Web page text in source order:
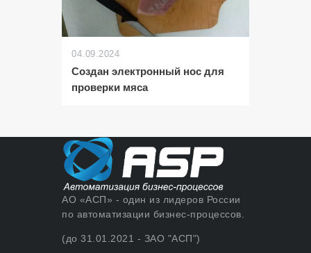
04.09.2024
Создан электронный нос для
проверки мяса
АО «АСП» - один из лидеров России
по автоматизации бизнес-процессов.
(до 31.01.2021 - ЗАО "АСП")